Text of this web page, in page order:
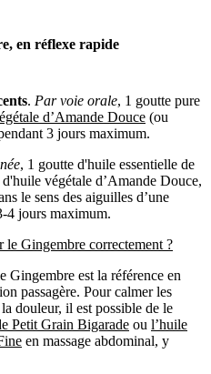
en réflexe rapide
. Par voie orale, 1 goutte pure
d’Amande Douce (ou
3 jours maximum.
, 1 goutte d'huile essentielle de
végétale d’Amande Douce,
le sens des aiguilles d’une
4 jours maximum.
le Gingembre correctement ?
Gingembre est la référence en
passagère. Pour calmer les
douleur, il est possible de le
Petit Grain Bigarade ou l’huile
en massage abdominal, y